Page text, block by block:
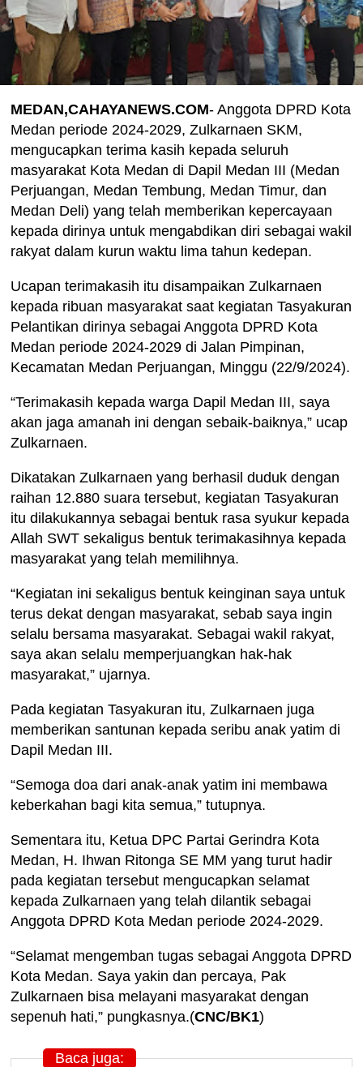
MEDAN,CAHAYANEWS.COM- Anggota DPRD Kota
Medan periode 2024-2029, Zulkarnaen SKM,
mengucapkan terima kasih kepada seluruh
masyarakat Kota Medan di Dapil Medan III (Medan
Perjuangan, Medan Tembung, Medan Timur, dan
Medan Deli) yang telah memberikan kepercayaan
kepada dirinya untuk mengabdikan diri sebagai wakil
rakyat dalam kurun waktu lima tahun kedepan.
Ucapan terimakasih itu disampaikan Zulkarnaen
kepada ribuan masyarakat saat kegiatan Tasyakuran
Pelantikan dirinya sebagai Anggota DPRD Kota
Medan periode 2024-2029 di Jalan Pimpinan,
Kecamatan Medan Perjuangan, Minggu (22/9/2024).
“Terimakasih kepada warga Dapil Medan III, saya
akan jaga amanah ini dengan sebaik-baiknya,” ucap
Zulkarnaen.
Dikatakan Zulkarnaen yang berhasil duduk dengan
raihan 12.880 suara tersebut, kegiatan Tasyakuran
itu dilakukannya sebagai bentuk rasa syukur kepada
Allah SWT sekaligus bentuk terimakasihnya kepada
masyarakat yang telah memilihnya.
“Kegiatan ini sekaligus bentuk keinginan saya untuk
terus dekat dengan masyarakat, sebab saya ingin
selalu bersama masyarakat. Sebagai wakil rakyat,
saya akan selalu memperjuangkan hak-hak
masyarakat,” ujarnya.
Pada kegiatan Tasyakuran itu, Zulkarnaen juga
memberikan santunan kepada seribu anak yatim di
Dapil Medan III.
“Semoga doa dari anak-anak yatim ini membawa
keberkahan bagi kita semua,” tutupnya.
Sementara itu, Ketua DPC Partai Gerindra Kota
Medan, H. Ihwan Ritonga SE MM yang turut hadir
pada kegiatan tersebut mengucapkan selamat
kepada Zulkarnaen yang telah dilantik sebagai
Anggota DPRD Kota Medan periode 2024-2029.
“Selamat mengemban tugas sebagai Anggota DPRD
Kota Medan. Saya yakin dan percaya, Pak
Zulkarnaen bisa melayani masyarakat dengan
sepenuh hati,” pungkasnya.(CNC/BK1)
Baca juga: